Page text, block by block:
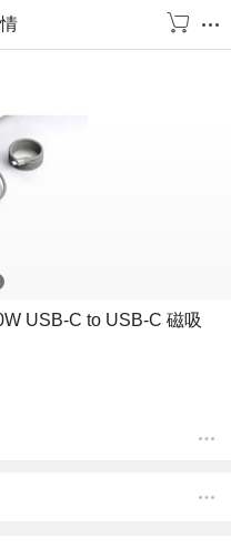
USB-C to USB-C 磁吸